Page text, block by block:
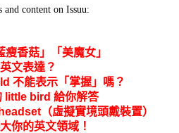
瘦香菇」「美魔女」
文表達？
不能表示「掌握」嗎？
little bird 給你解答
（虛擬實境頭戴裝置）
你的英文領域！